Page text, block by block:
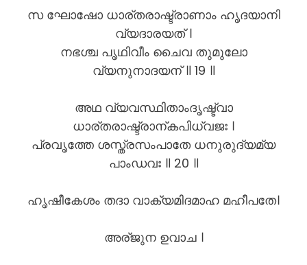
സ ഘോഷോ ധാര്തരാഷ്ട്രാണാം ഹൃദയാനി
വ്യദാരയത് ।
നഭശ്ച പൃഥിവീം ചൈവ തുമുലോ
വ്യനുനാദയന് ॥ 19 ॥
അഥ വ്യവസ്ഥിതാംദൃഷ്ട്വാ
ധാര്തരാഷ്ട്രാന്കപിധ്വജഃ ।
പ്രവൃത്തേ ശസ്ത്രസംപാതേ ധനുരുദ്യമ്യ
പാംഡവഃ ॥ 20 ॥
ഹൃഷീകേശം തദാ വാക്യമിദമാഹ മഹീപതേ।
അര്ജുന ഉവാച ।